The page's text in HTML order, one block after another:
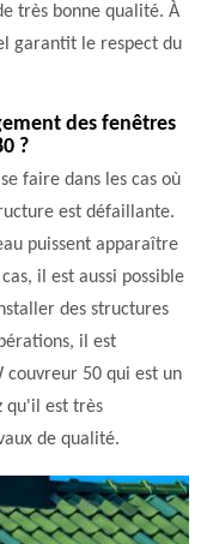
très bonne qualité. À
garantit le respect du
des fenêtres
?
faire dans les cas où
est défaillante.
puissent apparaître
il est aussi possible
des structures
il est
couvreur 50 qui est un
qu'il est très
de qualité.